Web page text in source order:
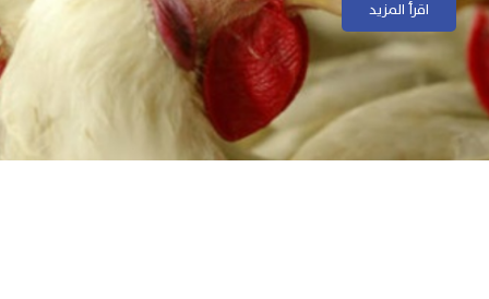
اقرأ المزيد اقرأ المزيد